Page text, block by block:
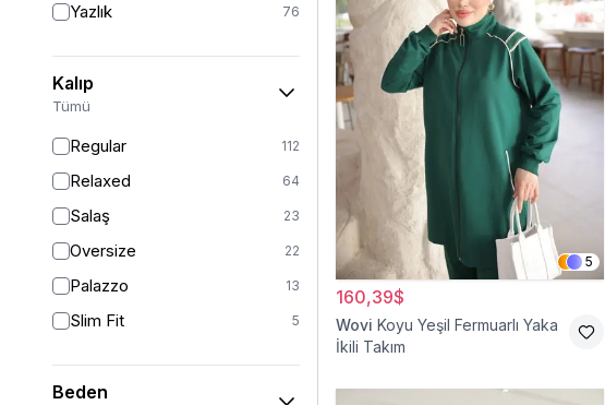
Yazlık 76
Kalıp
Tümü
Regular 112
Relaxed 64
Salaş 23
Oversize 22
Palazzo 13
Slim Fit 5
Beden
5
160,39$
Wovi Koyu Yeşil Fermuarlı Yaka
İkili Takım